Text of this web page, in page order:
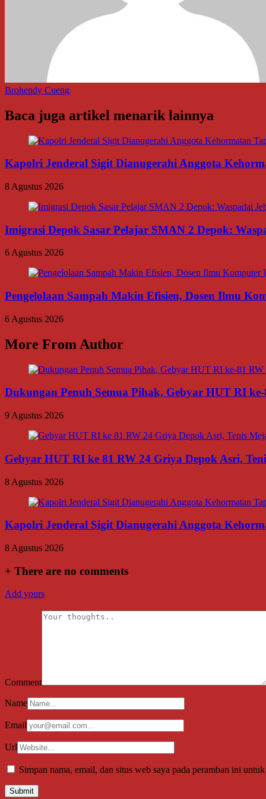
Brohendy Cueng
Baca juga artikel menarik lainnya
Kapolri Jenderal Sigit Dianugerahi Anggota
8 Agustus 2026
Imigrasi Depok Sasar Pelajar SMAN 2 Depok:
6 Agustus 2026
Pengelolaan Sampah Makin Efisien, Dosen Ilmu
6 Agustus 2026
More From Author
Dukungan Penuh Semua Pihak, Gebyar HUT RI
9 Agustus 2026
Gebyar HUT RI ke 81 RW 24 Griya Depok Asri,
8 Agustus 2026
Kapolri Jenderal Sigit Dianugerahi Anggota
8 Agustus 2026
+ There are no comments
Add yours
Comment
Name
Email
Url
Simpan nama, email, dan situs web saya pada peramban ini